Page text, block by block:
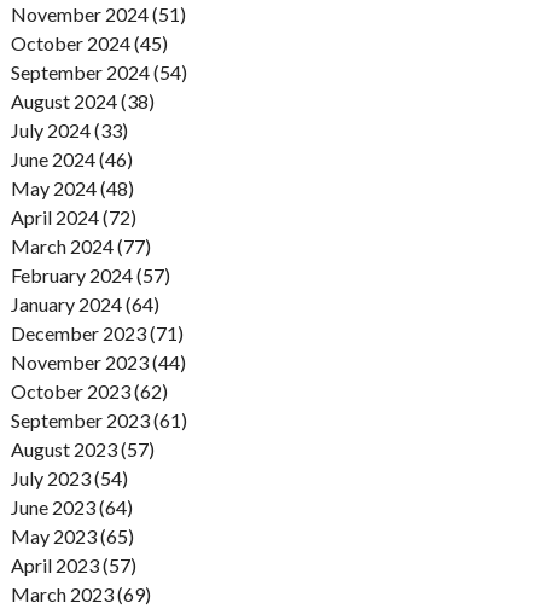
November 2024 (51)
October 2024 (45)
September 2024 (54)
August 2024 (38)
July 2024 (33)
June 2024 (46)
May 2024 (48)
April 2024 (72)
March 2024 (77)
February 2024 (57)
January 2024 (64)
December 2023 (71)
November 2023 (44)
October 2023 (62)
September 2023 (61)
August 2023 (57)
July 2023 (54)
June 2023 (64)
May 2023 (65)
April 2023 (57)
March 2023 (69)